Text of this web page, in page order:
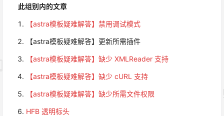
此组别内的文章
【astra模板疑难解答】禁用调试模式
【astra模板疑难解答】更新所需插件
【astra模板疑难解答】缺少 XMLReader 支持
【astra模板疑难解答】缺少 cURL 支持
【astra模板疑难解答】缺少所需文件权限
HFB 透明标头